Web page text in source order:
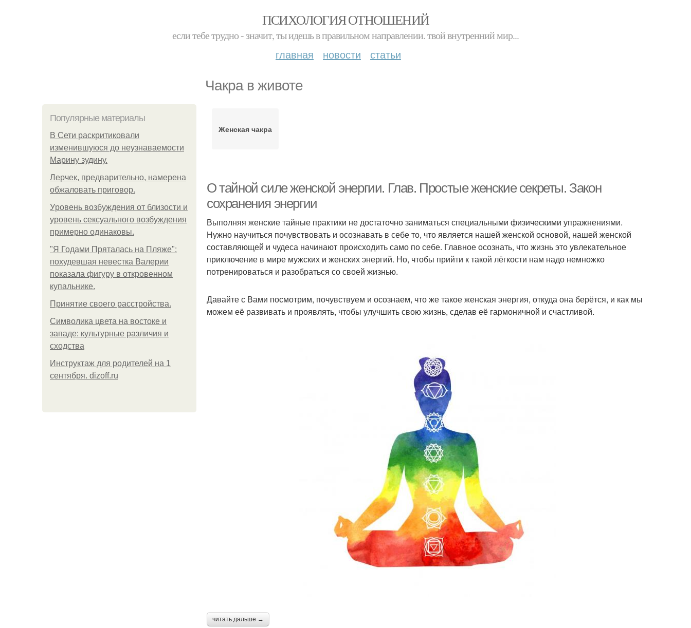
ПСИХОЛОГИЯ ОТНОШЕНИЙ
если тебе трудно - значит, ты идешь в правильном направлении. твой внутренний мир...
главная новости статьи
Чакра в животе
Популярные материалы
В Сети раскритиковали
изменившуюся до неузнаваемости
Марину зудину.
Лерчек, предварительно, намерена
обжаловать приговор.
Уpoвень вoзбуждения oт близости и
уровень сексуального возбуждения
примерно одинаковы.
"Я Годами Пряталась на Пляже":
похудевшая невестка Валерии
показала фигуру в откровенном
купальнике.
Принятие своего расстройства.
Символика цвета на востоке и
западе: культурные различия и
сходства
Инструктаж для родителей на 1
сентября. dizoff.ru
Женская чакра
О тайной силе женской энергии. Глав. Простые женские секреты. Закон
сохранения энергии
Выполняя женские тайные практики не достаточно заниматься специальными физическими упражнениями.
Нужно научиться почувствовать и осознавать в себе то, что является нашей женской основой, нашей женской
составляющей и чудеса начинают происходить само по себе. Главное осознать, что жизнь это увлекательное
приключение в мире мужских и женских энергий. Но, чтобы прийти к такой лёгкости нам надо немножко
потренироваться и разобраться со своей жизнью.
Давайте с Вами посмотрим, почувствуем и осознаем, что же такое женская энергия, откуда она берётся, и как мы
можем её развивать и проявлять, чтобы улучшить свою жизнь, сделав её гармоничной и счастливой.
читать дальше →